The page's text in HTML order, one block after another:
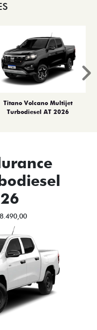
Titano Volcano Multijet
Turbodiesel AT 2026